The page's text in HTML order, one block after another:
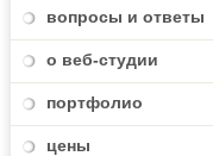
вопросы и ответы
о веб-студии
портфолио
цены